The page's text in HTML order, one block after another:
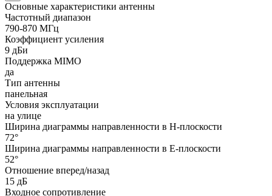
Основные характеристики антенны
Частотный диапазон
790-870 МГц
Коэффициент усиления
9 дБи
Поддержка MIMO
да
Тип антенны
панельная
Условия эксплуатации
на улице
Ширина диаграммы направленности в H-плоскости
72°
Ширина диаграммы направленности в E-плоскости
52°
Отношение вперед/назад
15 дБ
Входное сопротивление